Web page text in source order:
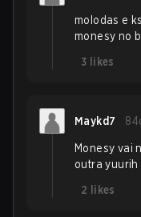
molodas e
monesy no
3 likes
Maykd7
Monesy vai
outra yuurih
2
likes